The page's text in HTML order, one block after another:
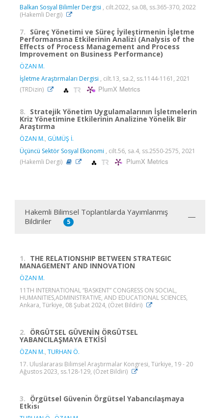
Balkan Sosyal Bilimler Dergisi , cilt.2022, sa.08, ss.365-370, 2022
(Hakemli Dergi)
7. Süreç Yönetimi ve Süreç İyileştirmenin İşletme
Performansına Etkilerinin Analizi (Analysis of the
Effects of Process Management and Process
Improvement on Business Performance)
ÖZAN M.
İşletme Araştırmaları Dergisi , cilt.13, sa.2, ss.1144-1161, 2021
(TRDizin)
PlumX Metrics
8. Stratejik Yönetim Uygulamalarının İşletmelerin
Kriz Yönetimine Etkilerinin Analizine Yönelik Bir
Araştırma
ÖZAN M., GÜMÜŞ İ.
Üçüncü Sektör Sosyal Ekonomi , cilt.56, sa.4, ss.2550-2575, 2021
(Hakemli Dergi)
PlumX Metrics
Hakemli Bilimsel Toplantılarda Yayımlanmış
Bildiriler
5
1. THE RELATIONSHIP BETWEEN STRATEGIC
MANAGEMENT AND INNOVATION
ÖZAN M.
11TH INTERNATIONAL “BASKENT” CONGRESS ON SOCIAL,
HUMANITIES,ADMINISTRATIVE, AND EDUCATIONAL SCIENCES,
Ankara, Türkiye, 08 Şubat 2024, (Özet Bildiri)
2. ÖRGÜTSEL GÜVENİN ÖRGÜTSEL
YABANCILAŞMAYA ETKİSİ
ÖZAN M., TURHAN Ö.
17. Uluslararası Bilimsel Araştırmalar Kongresi, Türkiye, 19 - 20
Ağustos 2023, ss.128-129, (Özet Bildiri)
3. Örgütsel Güvenı̇n Örgütsel Yabancılaşmaya
Etkı̇sı̇